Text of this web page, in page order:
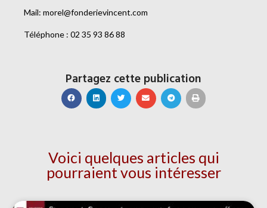
Mail: morel@fonderievincent.com
Téléphone : 02 35 93 86 88
Partagez cette publication
Voici quelques articles qui
pourraient vous intéresser